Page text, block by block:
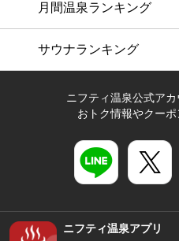
月間温泉ランキング
サウナランキング
ニフティ温泉公式ア
おトク情報やクー
ニフティ温泉アプリ